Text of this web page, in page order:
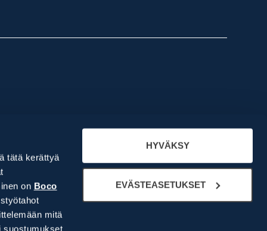
tätä kerättyä
on Boco
mitä
suostumukset
HYVÄKSY
EVÄSTEASETUKSET